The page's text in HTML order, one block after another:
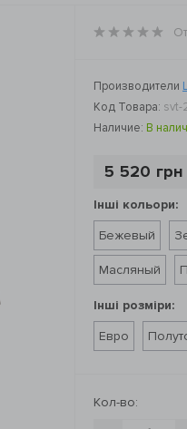
Производители
Код Товара:
Наличие: В
5 520 грн
Інші кольори:
Бежевый
Масляный
Інші розміри:
Евро
Кол-во: